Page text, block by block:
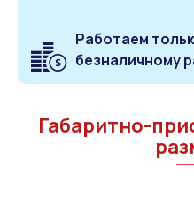
Работаем
безналичному
Габаритно-